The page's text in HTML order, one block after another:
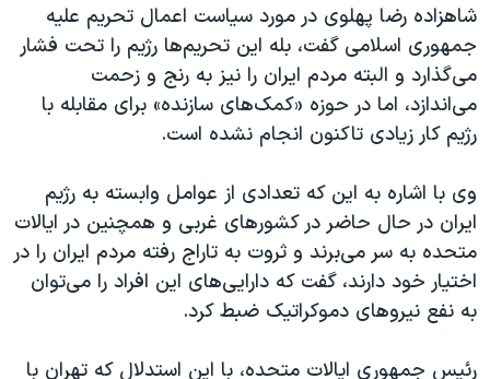
شاهزاده رضا پهلوی در مورد سیاست اعمال تحریم علیه
جمهوری اسلامی گفت، بله این تحریم‌ها رژیم را تحت فشار
می‌گذارد و البته مردم ایران را نیز به رنج و زحمت
می‌اندازد، اما در حوزه «کمک‌های سازنده» برای مقابله با
رژیم کار زیادی تاکنون انجام نشده است.
وی با اشاره به این که تعدادی از عوامل وابسته به رژیم
ایران در حال حاضر در کشورهای غربی و همچنین در ایالات
متحده به سر می‌برند و ثروت به تاراج رفته مردم ایران را در
اختیار خود دارند، گفت که دارایی‌های این افراد را می‌توان
به نفع نیروهای دموکراتیک ضبط کرد.
رئیس جمهوری ایالات متحده، با این استدلال که تهران با